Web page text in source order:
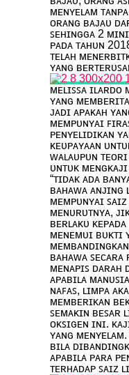
ᴍᴇɴʏᴇʟᴀᴍ
ᴏʀᴀɴɢ ʙᴀᴊᴀᴜ
ꜱᴇʜɪɴɢɢᴀ 2
ᴘᴀᴅᴀ ᴛᴀʜᴜɴ
ᴛᴇʟᴀʜ
ʏᴀɴɢ
ᴍᴇʟɪꜱꜱᴀ
ʏᴀɴɢ
ᴊᴀᴅɪ ᴀᴘᴀᴋᴀʜ
ᴍᴇᴍᴘᴜɴʏᴀɪ
ᴘᴇɴʏᴇʟɪᴅɪᴋᴀɴ
ᴋᴇᴜᴘᴀʏᴀᴀɴ
ᴡᴀʟᴀᴜᴘᴜɴ
ᴜɴᴛᴜᴋ
“ᴛɪᴅᴀᴋ ᴀᴅᴀ
ʙᴀʜᴀᴡᴀ ᴀɴᴊɪɴɢ
ᴍᴇᴍᴘᴜɴʏᴀɪ ꜱᴀɪᴢ
ᴍᴇɴᴜʀᴜᴛɴʏᴀ,
ʙᴇʀʟᴀᴋᴜ
ᴍᴇɴᴇᴍᴜɪ ʙᴜᴋᴛɪ
ʙᴀʜᴀᴡᴀ ꜱᴇᴄᴀʀᴀ
ᴍᴇɴᴀᴘɪꜱ ᴅᴀʀᴀʜ
ᴀᴘᴀʙɪʟᴀ
ɴᴀꜰᴀꜱ, ʟɪᴍᴘᴀ
ᴍᴇᴍʙᴇʀɪᴋᴀɴ
ꜱᴇᴍᴀᴋɪɴ ʙᴇꜱᴀʀ
ᴏᴋꜱɪɢᴇɴ ɪɴɪ.
ʏᴀɴɢ ᴍᴇɴʏᴇʟᴀᴍ.
ʙɪʟᴀ
ᴀᴘᴀʙɪʟᴀ ᴘᴀʀᴀ
ᴛᴇʀʜᴀᴅᴀᴘ ꜱᴀɪᴢ